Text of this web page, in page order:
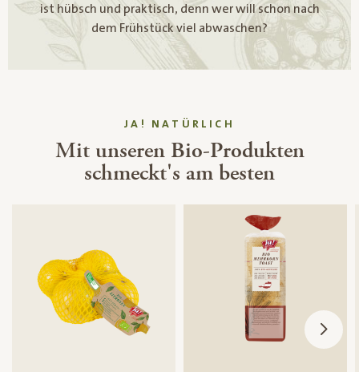
ist hübsch und praktisch, denn wer will schon nach
dem Frühstück viel abwaschen?
JA! NATÜRLICH
Mit unseren Bio-Produkten
schmeckt's am besten